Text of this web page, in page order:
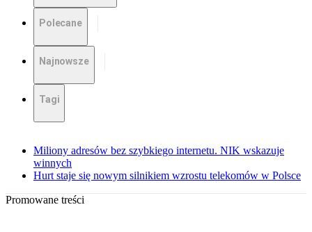
Polecane
Najnowsze
Tagi
Miliony adresów bez szybkiego internetu. NIK wskazuje
winnych
Hurt staje się nowym silnikiem wzrostu telekomów w Polsce
Promowane treści